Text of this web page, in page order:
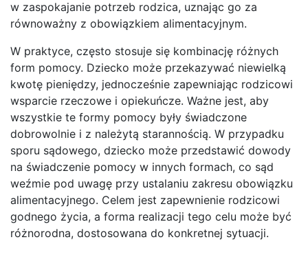
w zaspokajanie potrzeb rodzica, uznając go za
równoważny z obowiązkiem alimentacyjnym.
W praktyce, często stosuje się kombinację różnych
form pomocy. Dziecko może przekazywać niewielką
kwotę pieniędzy, jednocześnie zapewniając rodzicowi
wsparcie rzeczowe i opiekuńcze. Ważne jest, aby
wszystkie te formy pomocy były świadczone
dobrowolnie i z należytą starannością. W przypadku
sporu sądowego, dziecko może przedstawić dowody
na świadczenie pomocy w innych formach, co sąd
weźmie pod uwagę przy ustalaniu zakresu obowiązku
alimentacyjnego. Celem jest zapewnienie rodzicowi
godnego życia, a forma realizacji tego celu może być
różnorodna, dostosowana do konkretnej sytuacji.